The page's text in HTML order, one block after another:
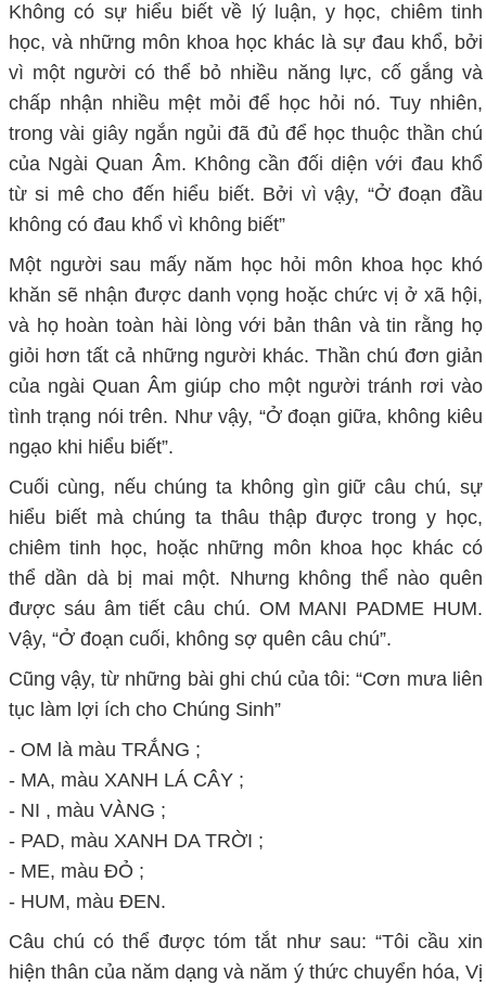
Không có sự hiểu biết về lý luận, y học, chiêm tinh
học, và những môn khoa học khác là sự đau khổ, bởi
vì một người có thể bỏ nhiều năng lực, cố gắng và
chấp nhận nhiều mệt mỏi để học hỏi nó. Tuy nhiên,
trong vài giây ngắn ngủi đã đủ để học thuộc thần chú
của Ngài Quan Âm. Không cần đối diện với đau khổ
từ si mê cho đến hiểu biết. Bởi vì vậy, “Ở đoạn đầu
không có đau khổ vì không biết”
Một người sau mấy năm học hỏi môn khoa học khó
khăn sẽ nhận được danh vọng hoặc chức vị ở xã hội,
và họ hoàn toàn hài lòng với bản thân và tin rằng họ
giỏi hơn tất cả những người khác. Thần chú đơn giản
của ngài Quan Âm giúp cho một người tránh rơi vào
tình trạng nói trên. Như vậy, “Ở đoạn giữa, không kiêu
ngạo khi hiểu biết”.
Cuối cùng, nếu chúng ta không gìn giữ câu chú, sự
hiểu biết mà chúng ta thâu thập được trong y học,
chiêm tinh học, hoặc những môn khoa học khác có
thể dần dà bị mai một. Nhưng không thể nào quên
được sáu âm tiết câu chú. OM MANI PADME HUM.
Vậy, “Ở đoạn cuối, không sợ quên câu chú”.
Cũng vậy, từ những bài ghi chú của tôi: “Cơn mưa liên
tục làm lợi ích cho Chúng Sinh”
- OM là màu TRẮNG ;
- MA, màu XANH LÁ CÂY ;
- NI , màu VÀNG ;
- PAD, màu XANH DA TRỜI ;
- ME, màu ĐỎ ;
- HUM, màu ĐEN.
Câu chú có thể được tóm tắt như sau: “Tôi cầu xin
hiện thân của năm dạng và năm ý thức chuyển hóa, Vị